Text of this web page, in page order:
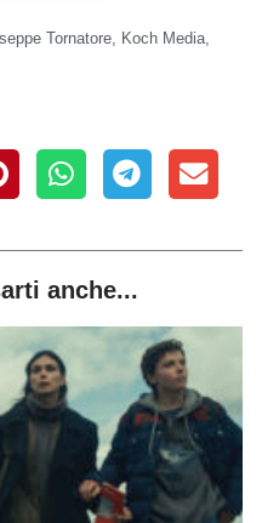
Tornatore Koch Media
anche...